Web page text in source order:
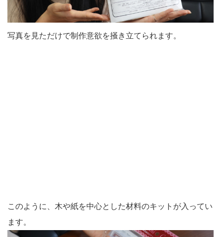
写真を見ただけで制作意欲を掻き立てられます。
このように、木や紙を中心とした材料のキットが入ってい
ます。